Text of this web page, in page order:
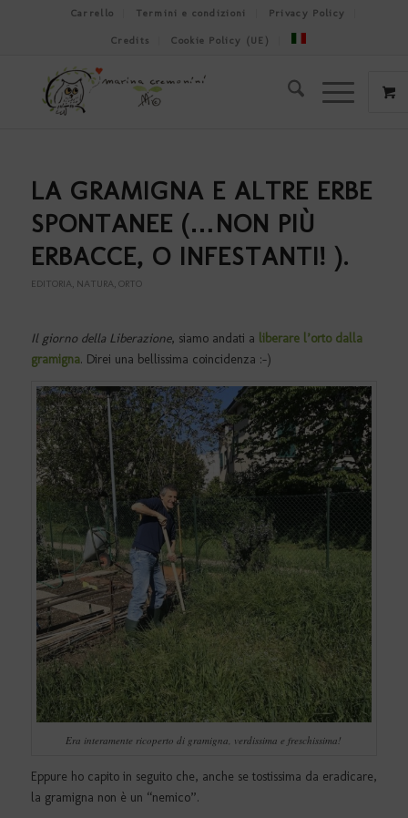
Carrello Termini e condizioni Privacy Policy
Credits Cookie Policy (UE)
LA GRAMIGNA E ALTRE ERBE
SPONTANEE (…NON PIÙ
ERBACCE, O INFESTANTI! ).
EDITORIA, NATURA, ORTO
Il giorno della Liberazione, siamo andati a liberare l’orto dalla
gramigna. Direi una bellissima coincidenza :-)
Era interamente ricoperto di gramigna, verdissima e freschissima!
Eppure ho capito in seguito che, anche se tostissima da eradicare,
la gramigna non è un “nemico”.